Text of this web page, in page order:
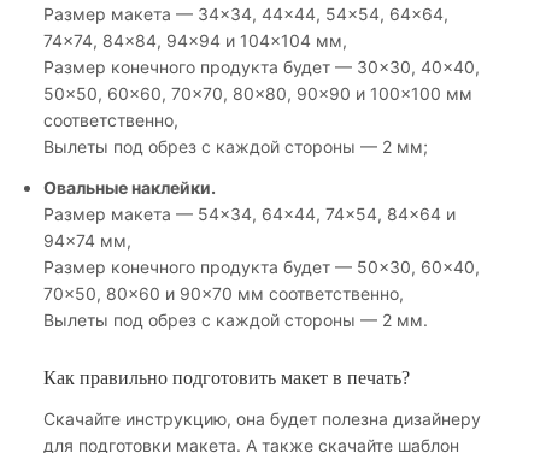
Размер макета — 34×34, 44×44, 54×54, 64×64,
74×74, 84×84, 94×94 и 104×104 мм,
Размер конечного продукта будет — 30×30, 40×40,
50×50, 60×60, 70×70, 80×80, 90×90 и 100×100 мм
соответственно,
Вылеты под обрез с каждой стороны — 2 мм;
Овальные наклейки.
Размер макета — 54×34, 64×44, 74×54, 84×64 и
94×74 мм,
Размер конечного продукта будет — 50×30, 60×40,
70×50, 80×60 и 90×70 мм соответственно,
Вылеты под обрез с каждой стороны — 2 мм.
Как правильно подготовить макет в печать?
Скачайте инструкцию, она будет полезна дизайнеру
для подготовки макета. А также скачайте шаблон